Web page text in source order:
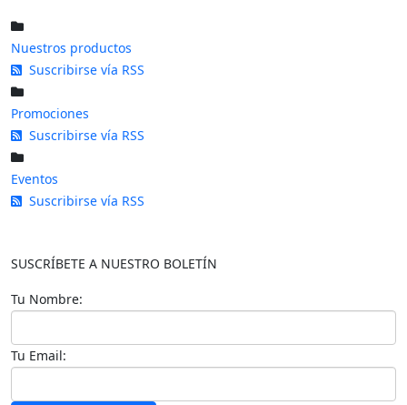
Nuestros productos
Suscribirse vía RSS
Promociones
Suscribirse vía RSS
Eventos
Suscribirse vía RSS
SUSCRÍBETE A NUESTRO BOLETÍN
Tu Nombre:
Tu Email: